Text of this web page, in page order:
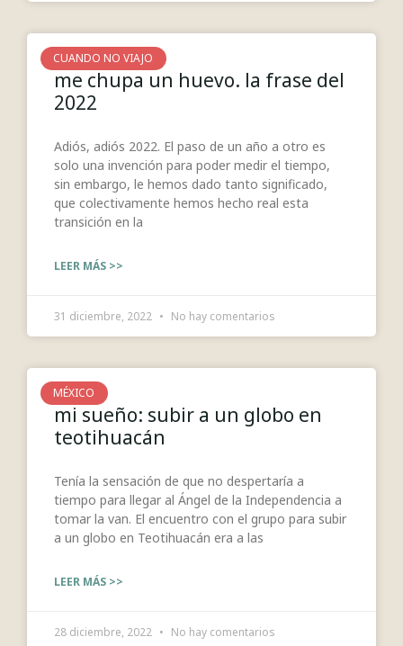
CUANDO NO VIAJO
me chupa un huevo. la frase del
2022
Adiós, adiós 2022. El paso de un año a otro es
solo una invención para poder medir el tiempo,
sin embargo, le hemos dado tanto significado,
que colectivamente hemos hecho real esta
transición en la
LEER MÁS >>
31 diciembre, 2022 No hay comentarios
MÉXICO
mi sueño: subir a un globo en
teotihuacán
Tenía la sensación de que no despertaría a
tiempo para llegar al Ángel de la Independencia a
tomar la van. El encuentro con el grupo para subir
a un globo en Teotihuacán era a las
LEER MÁS >>
28 diciembre, 2022 No hay comentarios